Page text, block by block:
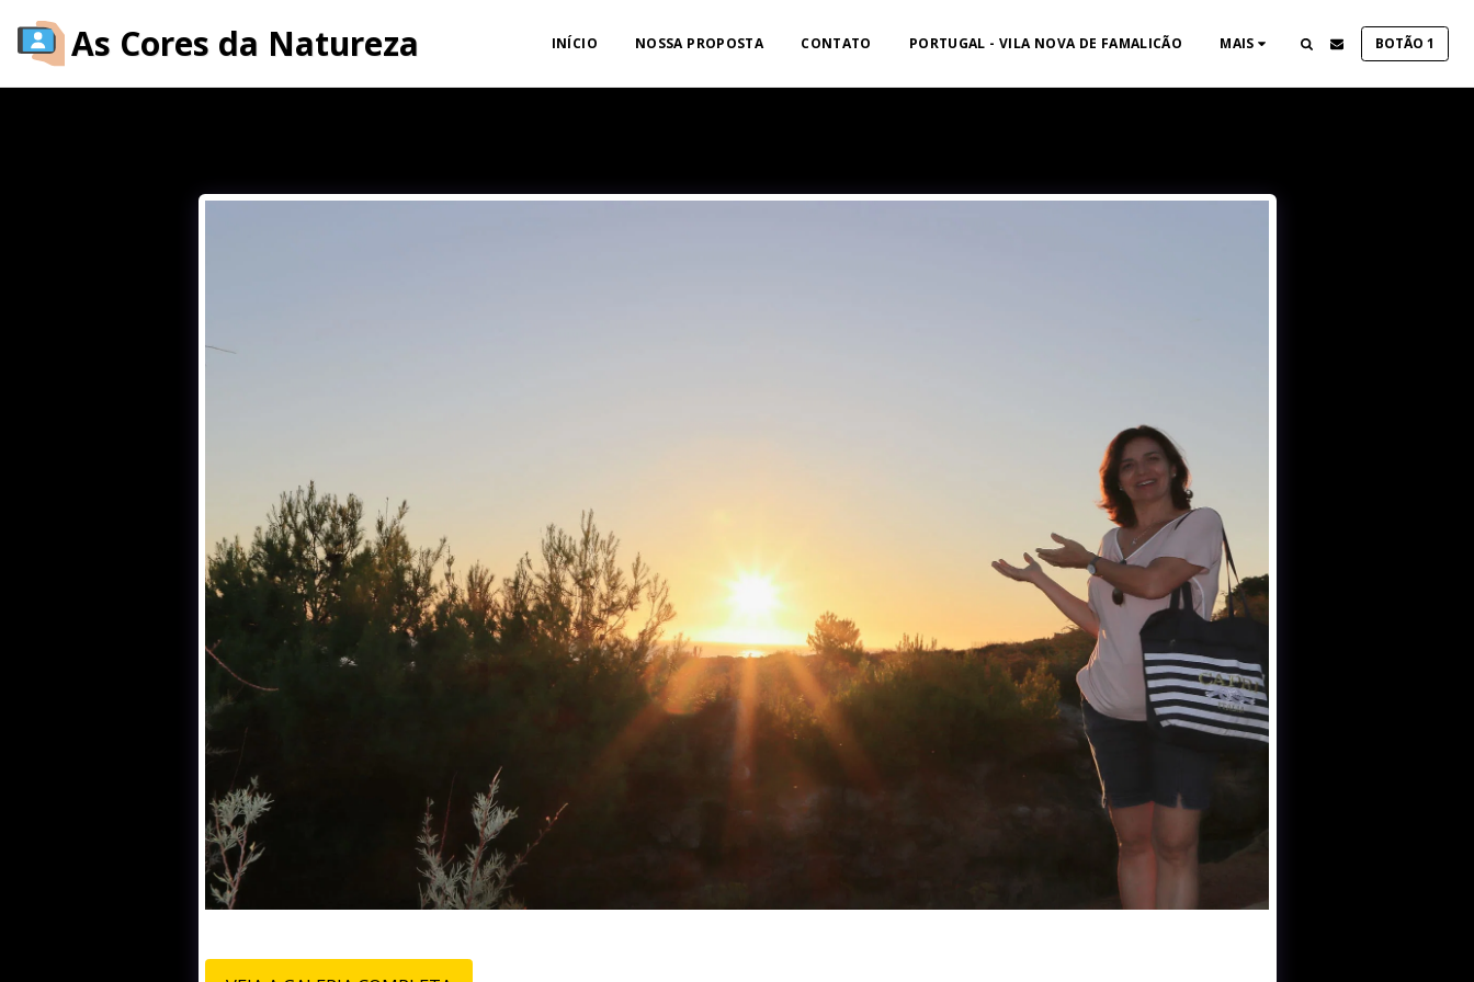
As Cores da Natureza INÍCIO NOSSA PROPOSTA CONTATO PORTUGAL - VILA NOVA DE FAMALICÃO MAIS BOTÃO 1